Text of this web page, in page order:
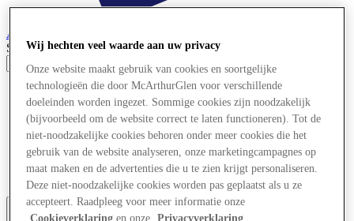
Ashford
Search input
Winkels
Aanbiedingen
Plan je bezoek
Wat is er aan
Eet & Drink
Cadeaubonnen
Diensten
Wij hechten veel waarde aan uw privacy
Onze website maakt gebruik van cookies en soortgelijke
technologieën die door McArthurGlen voor verschillende
doeleinden worden ingezet. Sommige cookies zijn noodzakelijk
(bijvoorbeeld om de website correct te laten functioneren). Tot de
niet-noodzakelijke cookies behoren onder meer cookies die het
gebruik van de website analyseren, onze marketingcampagnes op
maat maken en de advertenties die u te zien krijgt personaliseren.
Deze niet-noodzakelijke cookies worden pas geplaatst als u ze
accepteert. Raadpleeg voor meer informatie onze
Cookieverklaring en onze Privacyverklaring.